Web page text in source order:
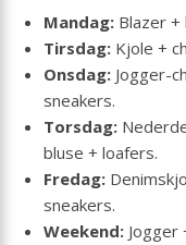
Mandag: Blazer
Tirsdag: Kjole +
Onsdag: Jogger-
sneakers.
Torsdag:
bluse + loafers.
Fredag:
sneakers.
Weekend: Jogger